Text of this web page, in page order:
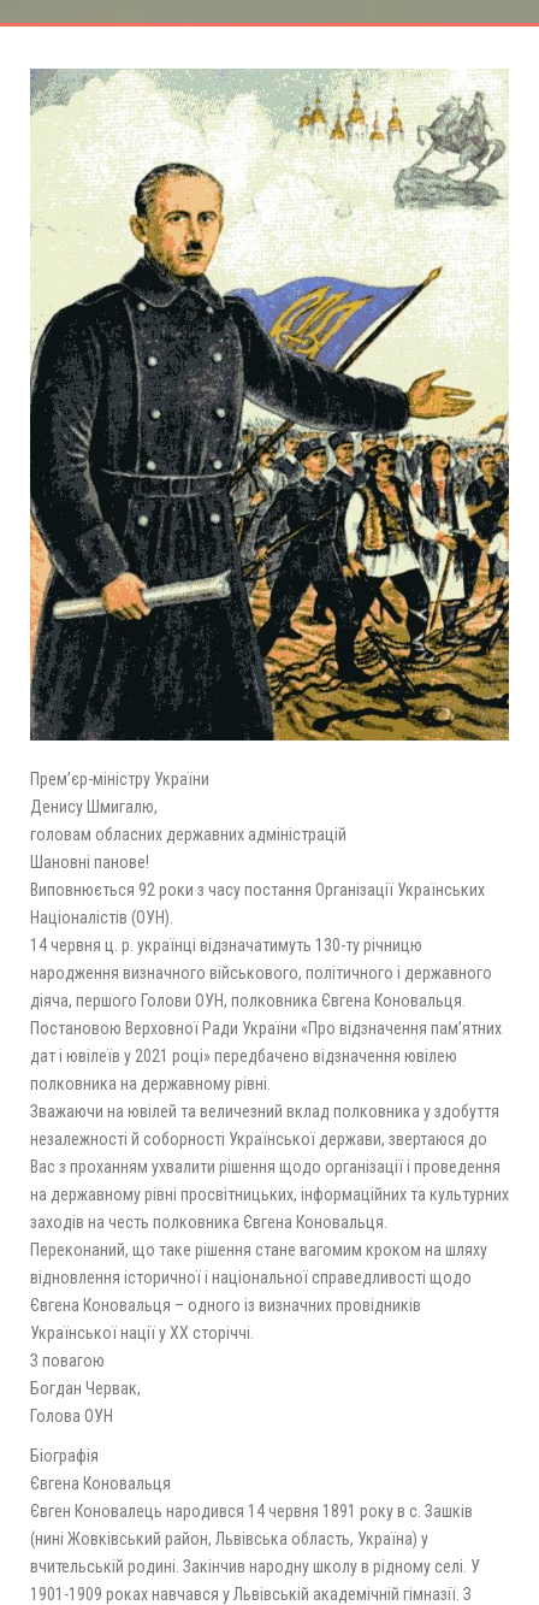
Прем’єр-міністру України
Денису Шмигалю,
головам обласних державних адміністрацій
Шановні панове!
Виповнюється 92 роки з часу постання Організації Українських
Націоналістів (ОУН).
14 червня ц. р. українці відзначатимуть 130-ту річницю
народження визначного військового, політичного і державного
діяча, першого Голови ОУН, полковника Євгена Коновальця.
Постановою Верховної Ради України «Про відзначення пам’ятних
дат і ювілеїв у 2021 році» передбачено відзначення ювілею
полковника на державному рівні.
Зважаючи на ювілей та величезний вклад полковника у здобуття
незалежності й соборності Української держави, звертаюся до
Вас з проханням ухвалити рішення щодо організації і проведення
на державному рівні просвітницьких, інформаційних та культурних
заходів на честь полковника Євгена Коновальця.
Переконаний, що таке рішення стане вагомим кроком на шляху
відновлення історичної і національної справедливості щодо
Євгена Коновальця – одного із визначних провідників
Української нації у ХХ сторіччі.
З повагою
Богдан Червак,
Голова ОУН
Біографія
Євгена Коновальця
Євген Коновалець народився 14 червня 1891 року в с. Зашків
(нині Жовківський район, Львівська область, Україна) у
вчительській родині. Закінчив народну школу в рідному селі. У
1901-1909 роках навчався у Львівській академічній гімназії. З